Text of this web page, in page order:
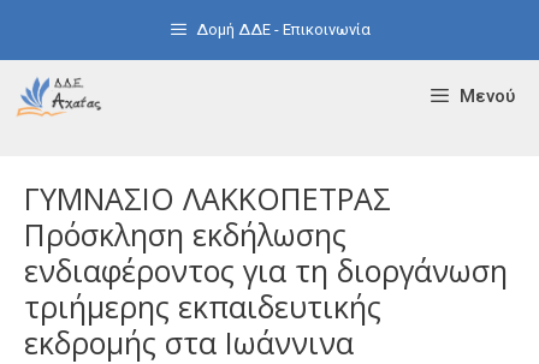
Δομή ΔΔΕ - Επικοινωνία
Μενού
ΓΥΜΝΑΣΙΟ ΛΑΚΚΟΠΕΤΡΑΣ
Πρόσκληση εκδήλωσης
ενδιαφέροντος για τη διοργάνωση
τριήμερης εκπαιδευτικής
εκδρομής στα Ιωάννινα